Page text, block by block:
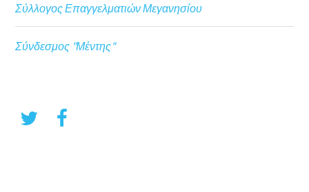
Σύλλογος Επαγγελματιών Μεγανησίου
Σύνδεσμος "Μέντης"